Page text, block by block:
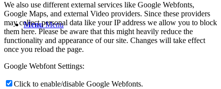
Menu Menu
We also use different external services like Google Webfonts,
Google Maps, and external Video providers. Since these providers
may collect personal data like your IP address we allow you to block
them here. Please be aware that this might heavily reduce the
functionality and appearance of our site. Changes will take effect
once you reload the page.
Google Webfont Settings:
Click to enable/disable Google Webfonts.